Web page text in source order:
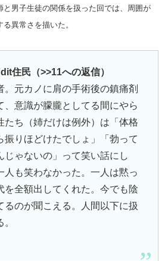
と男子生徒の関係を扱った回では、周囲が
異常さを描いた。
住民（>>11への返信）
。元カノに肩の手術後の鎮痛剤
、意識が朦朧としてる間にやら
たち（姉だけは例外）は「体格
振りほどけたでしょ」「勃って
じゃないの」って笑い話にし
人も笑わなかった。一人は黙っ
を全額出してくれた。今でも陰
るのが聞こえる。人間以下に扱